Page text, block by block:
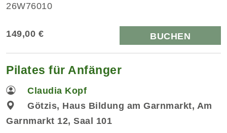
26W76010
149,00 € BUCHEN
Pilates für Anfänger
Claudia Kopf
Götzis, Haus Bildung am Garnmarkt, Am
Garnmarkt 12, Saal 101